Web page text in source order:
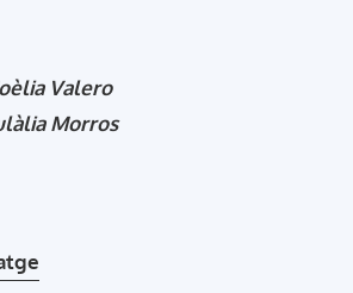
Valero
Morros